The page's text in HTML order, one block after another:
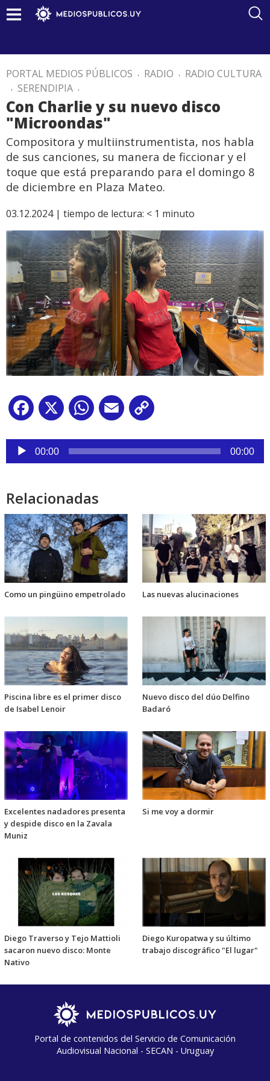
PORTAL MEDIOS PÚBLICOS . RADIO . RADIO CULTURA
. SERENDIPIA .
Con Charlie y su nuevo disco
"Microondas"
Compositora y multiinstrumentista, nos habla
de sus canciones, su manera de ficcionar y el
toque que está preparando para el domingo 8
de diciembre en Plaza Mateo.
03.12.2024 | tiempo de lectura: < 1 minuto
Facebook
X WhatsApp
Email
Reproductor
audio
00:00 00:00
Relacionadas
Como un pingüino empetrolado Las nuevas alucinaciones
Piscina libre es el primer disco
de Isabel Lenoir
Nuevo disco del dúo Delfino
Badaró
Excelentes nadadores presenta
y despide disco en la Zavala
Muniz
Si me voy a dormir
Diego Traverso y Tejo Mattioli
sacaron nuevo disco: Monte
Nativo
Diego Kuropatwa y su último
trabajo discográfico "El lugar"
Portal de contenidos del Servicio de Comunicación
Audiovisual Nacional - SECAN - Uruguay